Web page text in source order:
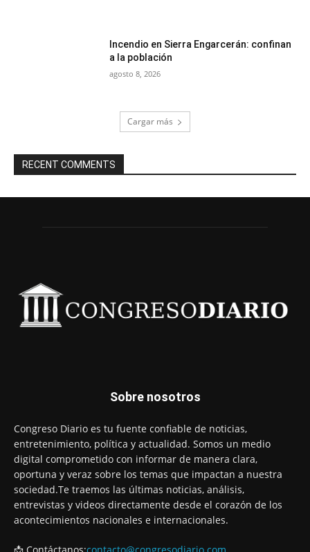
Incendio en Sierra Engarcerán: confinan
a la población
agosto 8, 2026
Cargar más
RECENT COMMENTS
Sobre nosotros
Congreso Diario es tu fuente confiable de noticias,
entretenimiento, política y actualidad. Somos un medio
digital comprometido con informar de manera clara,
oportuna y veraz sobre los temas que impactan a nuestra
sociedad.Te traemos las últimas noticias, análisis,
entrevistas y videos directamente desde el corazón de los
acontecimientos nacionales e internacionales.
📩 Contáctanos:contacto@congresodiario.com